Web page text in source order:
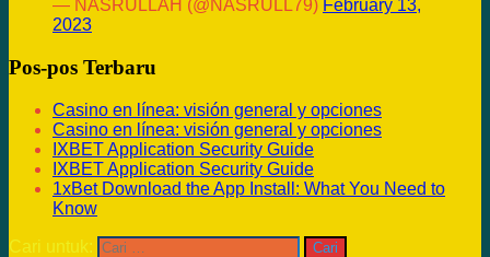
— NASRULLAH (@NASRULL79) February 13,
2023
Pos-pos Terbaru
Casino en línea: visión general y opciones
Casino en línea: visión general y opciones
IXBET Application Security Guide
IXBET Application Security Guide
1xBet Download the App Install: What You Need to
Know
Cari untuk: